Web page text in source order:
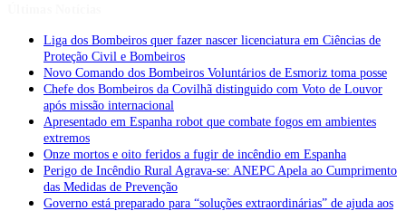
Liga dos Bombeiros quer fazer nascer licenciatura em Ciências de
Proteção Civil e Bombeiros
Novo Comando dos Bombeiros Voluntários de Esmoriz toma posse
Chefe dos Bombeiros da Covilhã distinguido com Voto de Louvor
após missão internacional
Apresentado em Espanha robot que combate fogos em ambientes
extremos
Onze mortos e oito feridos a fugir de incêndio em Espanha
Perigo de Incêndio Rural Agrava-se: ANEPC Apela ao Cumprimento
das Medidas de Prevenção
Governo está preparado para “soluções extraordinárias” de ajuda aos